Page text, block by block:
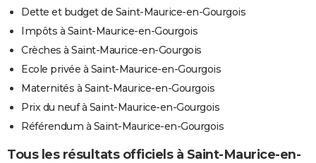
Dette et budget de Saint-Maurice-en-Gourgois
Impôts à Saint-Maurice-en-Gourgois
Crèches à Saint-Maurice-en-Gourgois
Ecole privée à Saint-Maurice-en-Gourgois
Maternités à Saint-Maurice-en-Gourgois
Prix du neuf à Saint-Maurice-en-Gourgois
Référendum à Saint-Maurice-en-Gourgois
Tous les résultats officiels à Saint-Maurice-en-